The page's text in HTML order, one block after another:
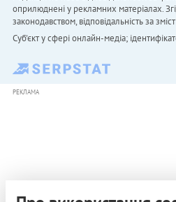
оприлюднені у рекламних матеріалах.
законодавством, відповідальність за
Cуб'єкт у сфері онлайн-медіа;
РЕКЛАМА